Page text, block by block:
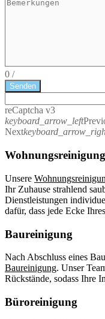
0 /
Senden
reCaptcha v3
keyboard_arrow_left
Next
Wohnungsreinigung
Unsere
Ihr Zuhause strahlend
Dienstleistungen
dafür, dass jede Ecke
Baureinigung
Nach Abschluss eines
Baureinigung. Unser
Rückstände, sodass Ihre
Büroreinigung